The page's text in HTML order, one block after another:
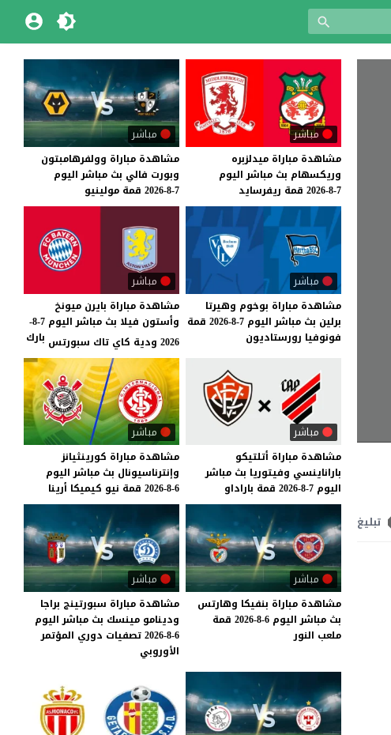
تبليغ
مباشر
مشاهدة مباراة ميدلزبره
وريكسهام بث مباشر اليوم
7-8-2026
قمة ريفرسايد
مباشر
مشاهدة مباراة وولفرهامبتون
وبورت فالي بث مباشر اليوم
7-8-2026
قمة مولينيو
مباشر
مشاهدة مباراة بوخوم وهيرتا
برلين بث مباشر اليوم 7-8-2026
قمة
فونوفيا رورستاديون
مباشر
مشاهدة مباراة بايرن ميونخ
وأستون فيلا بث مباشر اليوم 7-8-
2026 ودية كاي تاك سبورتس
بارك
مباشر
مشاهدة مباراة أتلتيكو
باراناينسي وفيتوريا بث مباشر
اليوم 7-8-2026 قمة باراداو
مباشر
مشاهدة مباراة كورينثيانز
وإنترناسيونال بث مباشر اليوم
6-8-2026
قمة نيو كيميكا أرينا
مباشر
مشاهدة مباراة بنفيكا وهارتس
بث مباشر اليوم 6-8-2026
قمة
ملعب النور
مباشر
مشاهدة مباراة سبورتينج براجا
ودينامو مينسك بث مباشر اليوم
6-8-2026 تصفيات دوري المؤتمر
الأوروبي